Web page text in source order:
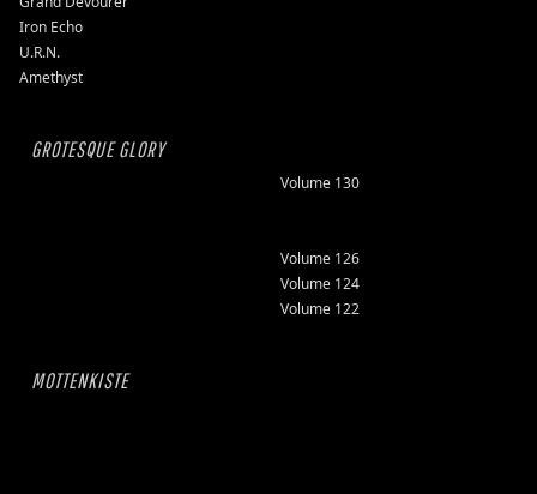
Iron Echo
U.R.N.
Amethyst
GROTESQUE GLORY
Volume 130
Volume 126
Volume 124
Volume 122
MOTTENKISTE